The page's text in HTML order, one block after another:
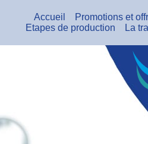
Accueil
Promotions et
Etapes de production
La